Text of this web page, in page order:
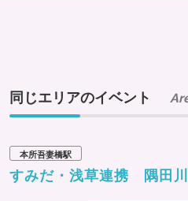
同じエリアのイベント
本所吾妻橋駅
すみだ・浅草連携 隅田